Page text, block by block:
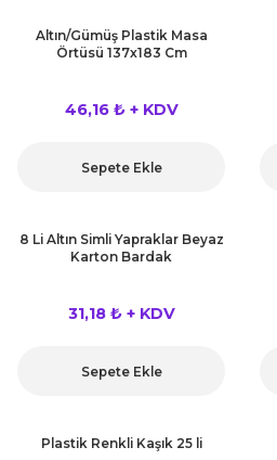
Altın/Gümüş Plastik Masa
Örtüsü 137x183 Cm
46,16 ₺ + KDV
Sepete Ekle
8 Li Altın Simli Yapraklar Beyaz
Karton Bardak
31,18 ₺ + KDV
Sepete Ekle
Plastik Renkli Kaşık 25 li